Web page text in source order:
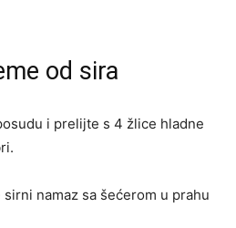
od sira
i prelijte s 4 žlice hladne
namaz sa šećerom u prahu